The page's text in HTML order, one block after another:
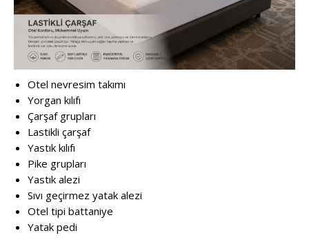
Otel nevresim takımı
Yorgan kılıfı
Çarşaf grupları
Lastikli çarşaf
Yastık kılıfı
Pike grupları
Yastık alezi
Sıvı geçirmez yatak alezi
Otel tipi battaniye
Yatak pedi